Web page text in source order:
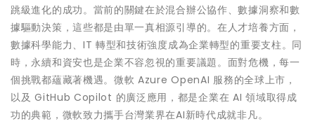
跳級進化的成功。當前的關鍵在於混合辦公協作、數據洞察和數
據驅動決策，這些都是由單一真相源引導的。在人才培養方面，
數據科學能力、IT 轉型和技術強度成為企業轉型的重要支柱。同
時，永續和資安也是企業不容忽視的重要議題。面對危機，每一
個挑戰都蘊藏著機遇。微軟 Azure OpenAI 服務的全球上市，
以及 GitHub Copilot 的廣泛應用，都是企業在 AI 領域取得成
功的典範，微軟致力攜手台灣業界在AI新時代成就非凡。